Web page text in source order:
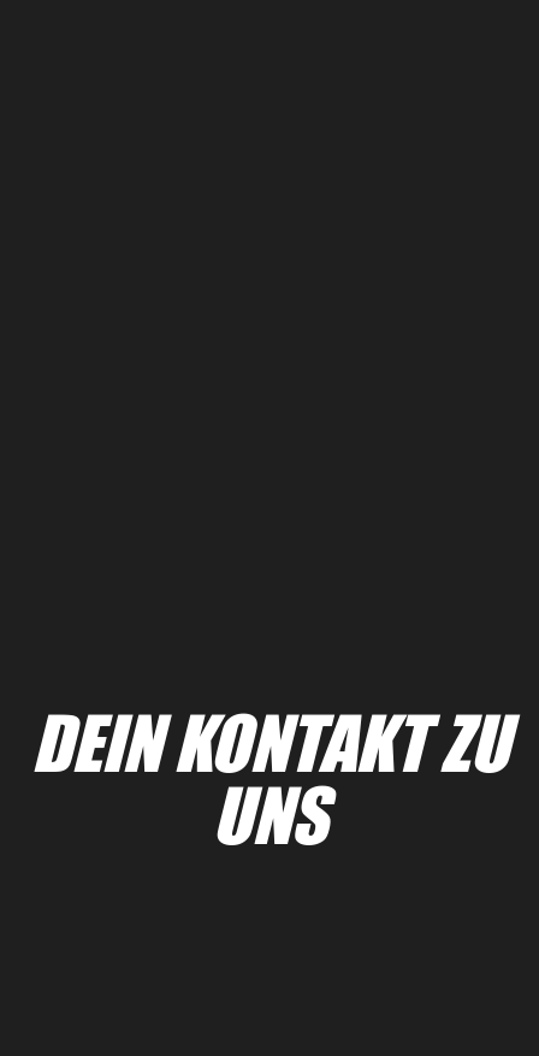
DEIN KONTAKT ZU
UNS